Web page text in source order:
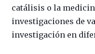
catálisis o la
investigaciones de
investigación en